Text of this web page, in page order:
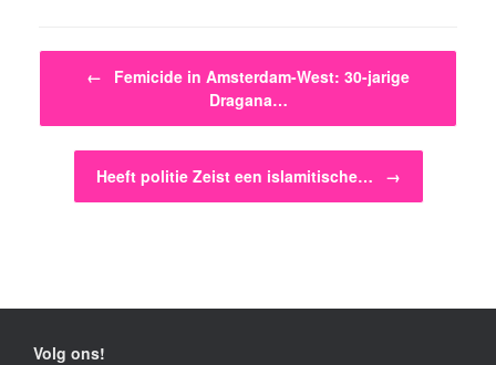
Bericht navigatie
←
Femicide in Amsterdam-West: 30-jarige
Dragana…
Heeft politie Zeist een islamitische… →
Volg ons!